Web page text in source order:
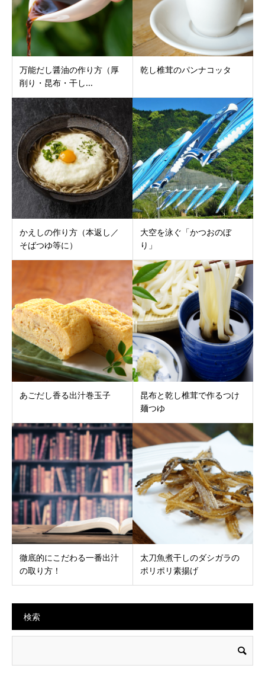
万能だし醤油の作り方（厚
削り・昆布・干し...
乾し椎茸のパンナコッタ
かえしの作り方（本返し／
そばつゆ等に）
大空を泳ぐ「かつおのぼ
り」
あごだし香る出汁巻玉子
昆布と乾し椎茸で作るつけ
麺つゆ
徹底的にこだわる一番出汁
の取り方！
太刀魚煮干しのダシガラの
ポリポリ素揚げ
検索